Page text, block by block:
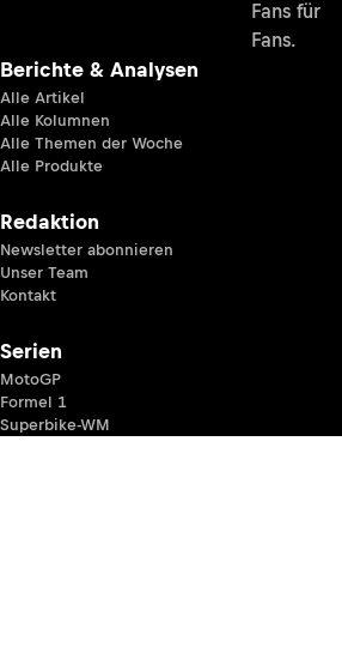
Fans für
Fans.
Berichte & Analysen
Alle Artikel
Alle Kolumnen
Alle Themen der Woche
Alle Produkte
Redaktion
Newsletter abonnieren
Unser Team
Kontakt
Serien
MotoGP
Formel 1
Superbike-WM